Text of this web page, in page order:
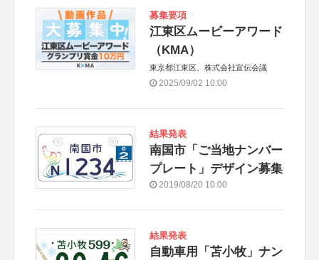
募集要項
江東区ムービーアワード
（KMA）
東京都江東区、株式会社宣伝会議
2025/09/02 10:00
結果発表
南国市「ご当地ナンバー
プレート」デザイン募集
2019/08/20 10:00
結果発表
自動車用「苫小牧」ナン